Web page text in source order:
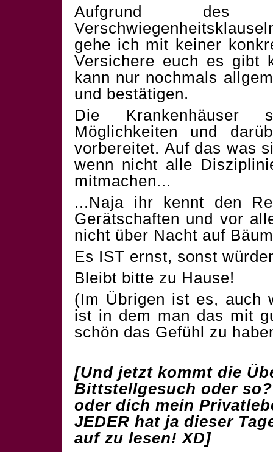
Aufgrund des
gehe ich mit keiner
Versichere euch es gibt
kann nur nochmals
und bestätigen.
Die
Möglichkeiten und
vorbereitet. Auf das was
wenn nicht alle
mitmachen...
...Naja ihr kennt den
Gerätschaften und vor
nicht über Nacht auf
Es IST ernst, sonst
Bleibt bitte zu Hause!
(Im Übrigen ist es, auch
ist in dem man das mit
schön das Gefühl zu
[Und jetzt kommt die
Bittstellgesuch oder
oder dich mein
JEDER hat ja dieser
auf zu lesen! XD]